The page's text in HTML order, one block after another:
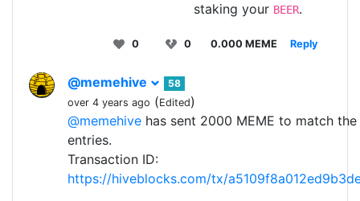
staking your BEER.
0 0 0.000 MEME Reply
@memehive
58
over 4 years ago (Edited)
@memehive has sent 2000 MEME to match
entries.
Transaction ID:
https://hiveblocks.com/tx/